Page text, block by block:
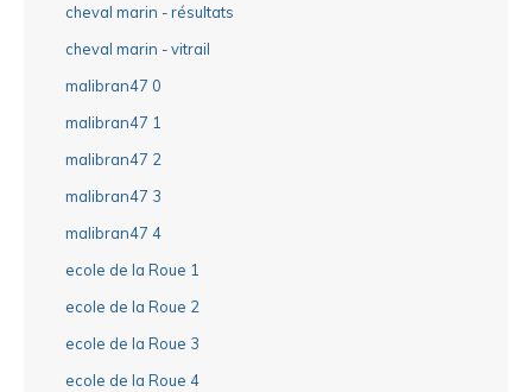
cheval marin - résultats
cheval marin - vitrail
malibran47 0
malibran47 1
malibran47 2
malibran47 3
malibran47 4
ecole de la Roue 1
ecole de la Roue 2
ecole de la Roue 3
ecole de la Roue 4